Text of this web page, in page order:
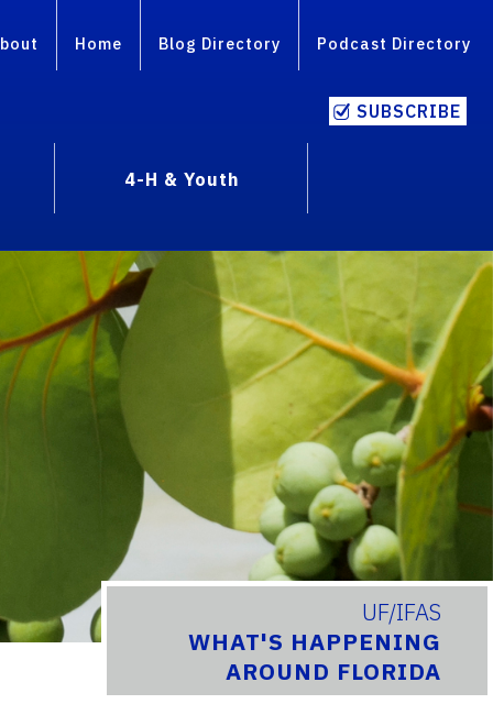
Home Blog Directory Podcast Directory
SUBSCRIBE
4-H & Youth
UF/IFAS
WHAT'S HAPPENING
AROUND FLORIDA